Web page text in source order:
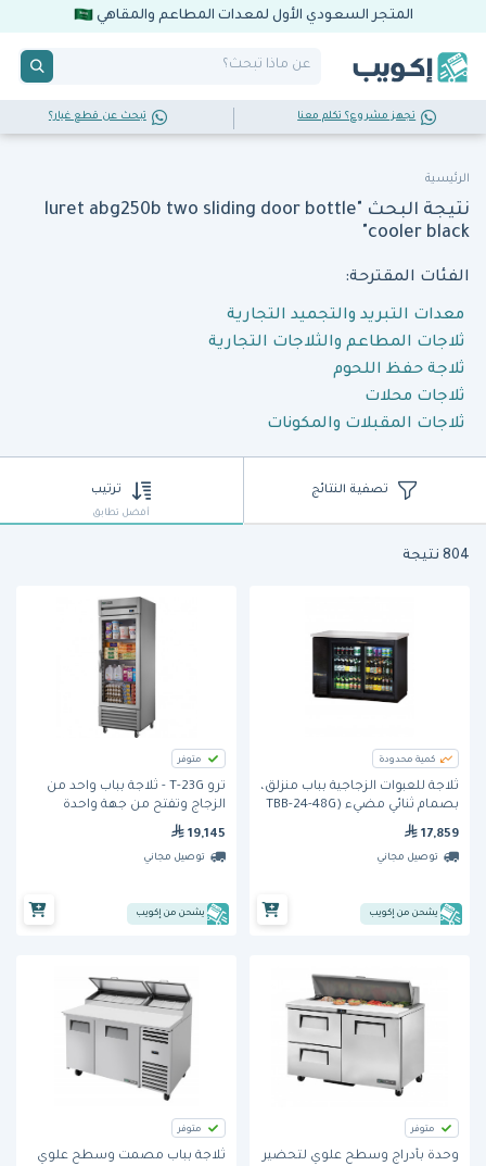
المتجر السعودي الأول لمعدات المطاعم والمقاهي
تجهز مشروع؟ تكلم معنا تبحث عن قطع غيار؟
الرئيسية
نتيجة البحث "luret abg250b two sliding door bottle
cooler black"
الفئات المقترحة:
معدات التبريد والتجميد التجارية
ثلاجات المطاعم والثلاجات التجارية
ثلاجة حفظ اللحوم
ثلاجات محلات
ثلاجات المقبلات والمكونات
تصفية النتائج ترتيب
أفضل تطابق
804 نتيجة
كمية محدودة
ثلاجة للعبوات الزجاجية بباب منزلق،
بصمام ثنائي مضيء (TBB-24-48G
220/60/1) من ترو
17,859
توصيل مجاني
يشحن من إكويب
متوفر
ترو T-23G - ثلاجة بباب واحد من
الزجاج وتفتح من جهة واحدة
19,145
توصيل مجاني
يشحن من إكويب
متوفر
وحدة بأدراج وسطح علوي لتحضير
متوفر
ثلاجة بباب مصمت وسطح علوي